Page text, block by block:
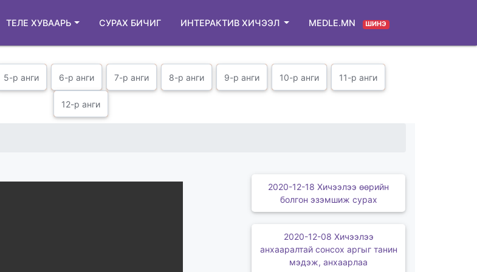
ТЕЛЕ ХУВААРЬ СУРАХ БИЧИГ ИНТЕРАКТИВ ХИЧЭЭЛ MEDLE.MN ШИНЭ
5-р анги 6-р анги 7-р анги 8-р анги 9-р анги 10-р анги 11-р анги
12-р анги
2020-12-18 Хичээлээ өөрийн
болгон эзэмшиж сурах
2020-12-08 Хичээлээ
анхааралтай сонсох аргыг танин
мэдэж, анхаарлаа